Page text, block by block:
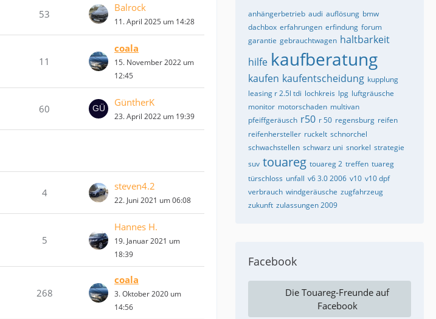
53
Balrock
11. April 2025 um 14:28
11
coala
15. November 2022 um
12:45
60
GüntherK
23. April 2022 um 19:39
4
steven4.2
22. Juni 2021 um 06:08
5
Hannes H.
19. Januar 2021 um
18:39
268
coala
3. Oktober 2020 um
14:56
anhängerbetrieb audi auflösung bmw
dachbox erfahrungen erfindung forum
garantie gebrauchtwagen haltbarkeit
hilfe kaufberatung
kaufen kaufentscheidung kupplung
leasing r 2.5l tdi lochkreis lpg luftgräusche
monitor motorschaden multivan
pfeiffgeräusch r50 r 50 regensburg reifen
reifenhersteller ruckelt schnorchel
schwachstellen schwarz uni snorkel strategie
suv touareg touareg 2 treffen tuareg
türschloss unfall v6 3.0 2006 v10 v10 dpf
verbrauch windgeräusche zugfahrzeug
zukunft zulassungen 2009
Facebook
Die Touareg-Freunde auf
Facebook